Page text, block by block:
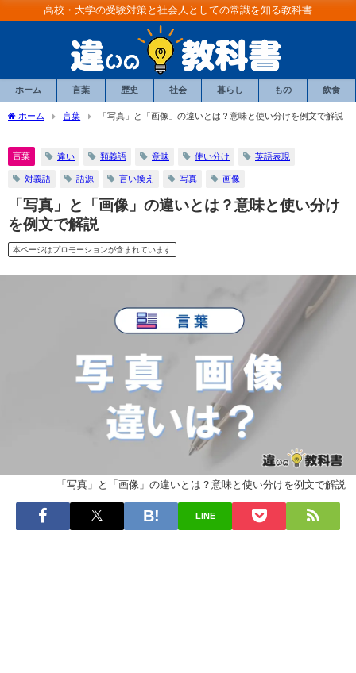
高校・大学の受験対策と社会人としての常識を知る教科書
ホーム 言葉 歴史 社会 暮らし もの 飲食
ホーム 言葉 「写真」と「画像」の違いとは？意味と使い分けを例文で解説
言葉 違い 類義語 意味 使い分け 英語表現
対義語 語源 言い換え 写真 画像
「写真」と「画像」の違いとは？意味と使い分け
を例文で解説
本ページはプロモーションが含まれています
「写真」と「画像」の違いとは？意味と使い分けを例文で解説
LINE